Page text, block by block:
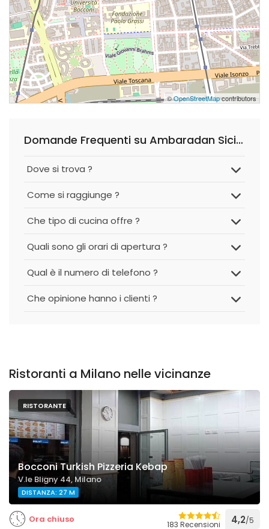
©OpenStreetMapcontributors
Domande Frequenti su Ambaradan Sicilia
Dove si trova ?
Come si raggiunge ?
Che tipo di cucina offre ?
Quali sono gli orari di apertura ?
Qual è il numero di telefono ?
Che opinione hanno i clienti ?
Ristoranti a Milano nelle vicinanze
RISTORANTE
Bocconi Turkish Pizzeria Kebap
V.le Bligny 44, Milano
DISTANZA: 27 M
Ora chiuso 183 Recensioni 4,2/5